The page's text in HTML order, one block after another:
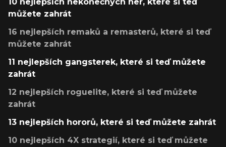
10 nejlepších nekonečných her, které si teď
můžete zahrát
16 nejlepších remaků a remasterů, které si teď
můžete zahrát
11 nejlepších gangsterek, které si teď můžete
zahrát
12 nejlepších roguelite, které si teď můžete
zahrát
13 nejlepších hororů, které si teď můžete zahrát
10 nejlepších 4X strategií, které si teď můžete